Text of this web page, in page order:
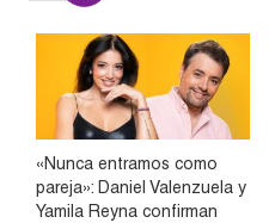
«Nunca entramos como
pareja»: Daniel Valenzuela y
Yamila Reyna confirman